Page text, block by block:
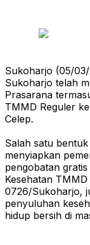
Sukoharjo (05/
Sukoharjo telah
Prasarana
TMMD Reguler
Celep.
Salah satu
menyiapkan
pengobatan
Kesehatan
0726/Sukoharjo,
penyuluhan
hidup bersih di